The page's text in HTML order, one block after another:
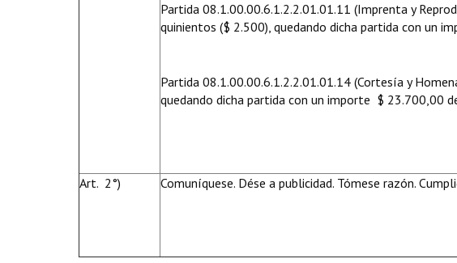
Partida 08.1.00.00.6.1.2.2.01.01.11 (Imprenta y
quinientos ($ 2.500), quedando dicha partida con un
Partida 08.1.00.00.6.1.2.2.01.01.14 (Cortesía y
quedando dicha partida con un importe $ 23.700,00
Art. 2°) Comuníquese. Dése a publicidad. Tómese razón.